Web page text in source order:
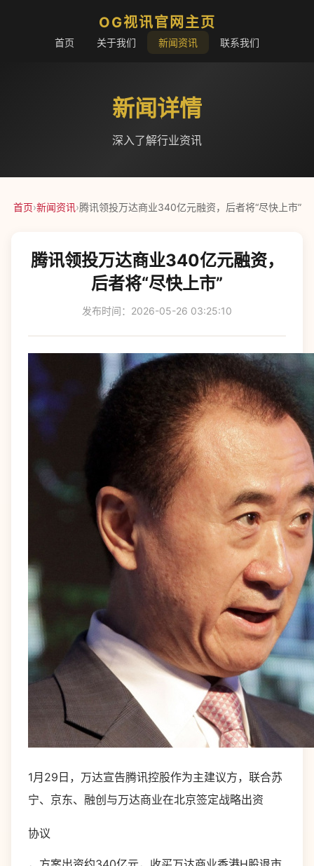
OG视讯官网主页
首页 关于我们 新闻资讯 联系我们
新闻详情
深入了解行业资讯
首页›新闻资讯›腾讯领投万达商业340亿元融资，后者将“尽快上市”
腾讯领投万达商业340亿元融资，
后者将“尽快上市”
发布时间：2026-05-26 03:25:10
1月29日，万达宣告腾讯控股作为主建议方，联合苏
宁、京东、融创与万达商业在北京签定战略出资
协议